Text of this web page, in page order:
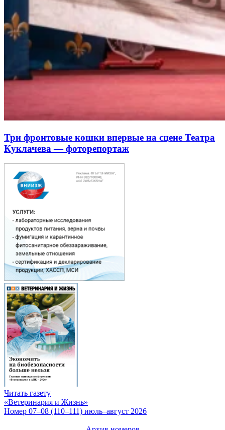
Три фронтовые кошки впервые на сцене Театра
Куклачева — фоторепортаж
Читать газету
«Ветеринария и Жизнь»
Номер 07–08 (110–111) июль–август 2026